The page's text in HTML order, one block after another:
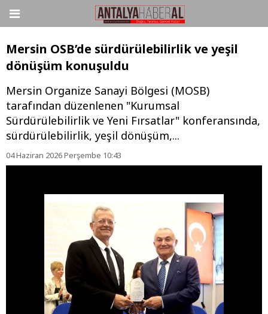
Mersin OSB’de sürdürülebilirlik ve yeşil
dönüşüm konuşuldu
Mersin Organize Sanayi Bölgesi (MOSB)
tarafından düzenlenen "Kurumsal
Sürdürülebilirlik ve Yeni Fırsatlar" konferansında,
sürdürülebilirlik, yeşil dönüşüm,...
04 Haziran 2026 Perşembe 10:43